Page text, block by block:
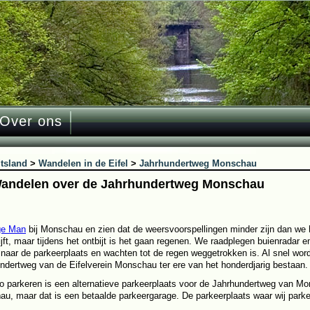
Over ons
> Wandelen in de Eifel > Jahrhundertweg Monschau
over de Jahrhundertweg Monschau
Man bij Monschau en zien dat de weersvoorspellingen minder zijn dan we
maar tijdens het ontbijt is het gaan regenen. We raadplegen buienradar
de parkeerplaats en wachten tot de regen weggetrokken is. Al snel
van de Eifelverein Monschau ter ere van het honderdjarig bestaan.
parkeren is een alternatieve parkeerplaats voor de Jahrhundertweg van
maar dat is een betaalde parkeergarage. De parkeerplaats waar wij